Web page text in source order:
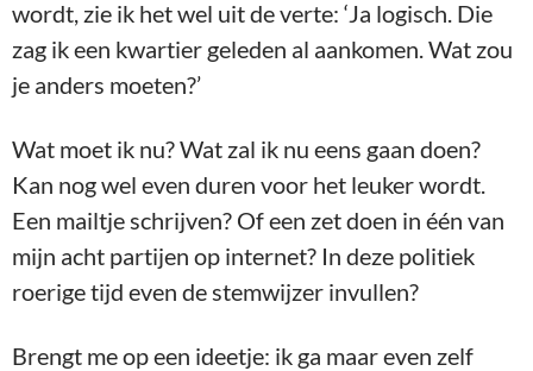
wordt, zie ik het wel uit de verte: ‘Ja logisch. Die
zag ik een kwartier geleden al aankomen. Wat zou
je anders moeten?’
Wat moet ik nu? Wat zal ik nu eens gaan doen?
Kan nog wel even duren voor het leuker wordt.
Een mailtje schrijven? Of een zet doen in één van
mijn acht partijen op internet? In deze politiek
roerige tijd even de stemwijzer invullen?
Brengt me op een ideetje: ik ga maar even zelf